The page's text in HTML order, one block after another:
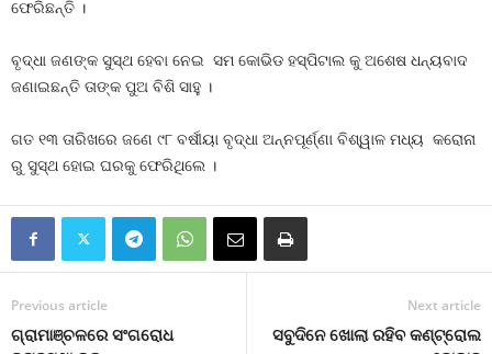
ଫେରିଛନ୍ତି ।
ବୃଦ୍ଧା ଜଣଙ୍କ ସୁସ୍ଥ ହେବା ନେଇ ସମ କୋଭିଡ ହସ୍ପିଟାଲ କୁ ଅଶେଷ ଧନ୍ୟବାଦ
ଜଣାଇଛନ୍ତି ତାଙ୍କ ପୁଅ ବିଶି ସାହୁ ।
ଗତ ୧୩ ତାରିଖରେ ଜଣେ ୯୮ ବର୍ଷୀୟା ବୃଦ୍ଧା ଅନ୍ନପୂର୍ଣ୍ଣା ବିଶ୍ୱାଳ ମଧ୍ୟ କରୋନା
ରୁ ସୁସ୍ଥ ହୋଇ ଘରକୁ ଫେରିଥିଲେ ।
Previous article
ଗ୍ରାମାଞ୍ଚଳରେ ସଂଗରୋଧ
Next article
ସବୁଦିନେ ଖୋଲା ରହିବ କଣ୍ଟ୍ରୋଲ